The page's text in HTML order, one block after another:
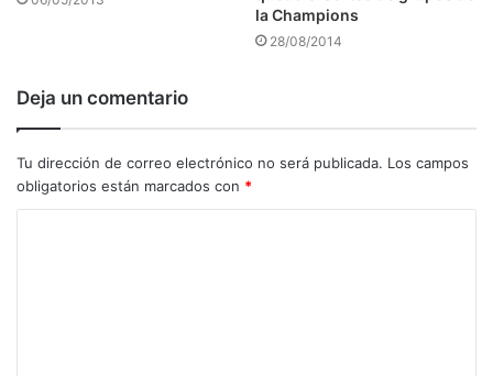
la Champions
28/08/2014
Deja un comentario
Tu dirección de correo electrónico no será publicada. Los campos
obligatorios están marcados con *